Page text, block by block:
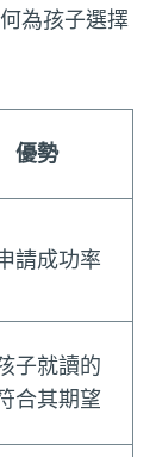
為孩子選擇
優勢
請成功率
子就讀的
合其期望